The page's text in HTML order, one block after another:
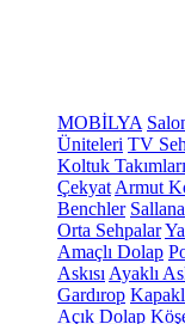
MOBİLYA
Üniteleri TV
Koltuk Takımları
Çekyat Armut
Benchler
Orta Sehpalar
Amaçlı Dolap
Askısı Ayaklı
Gardırop
Açık Dolap